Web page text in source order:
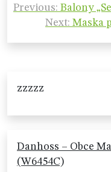
wpisu
Previous: Balony
Next: Maska
zzzzz
Danhoss – Obce
(W6454C)